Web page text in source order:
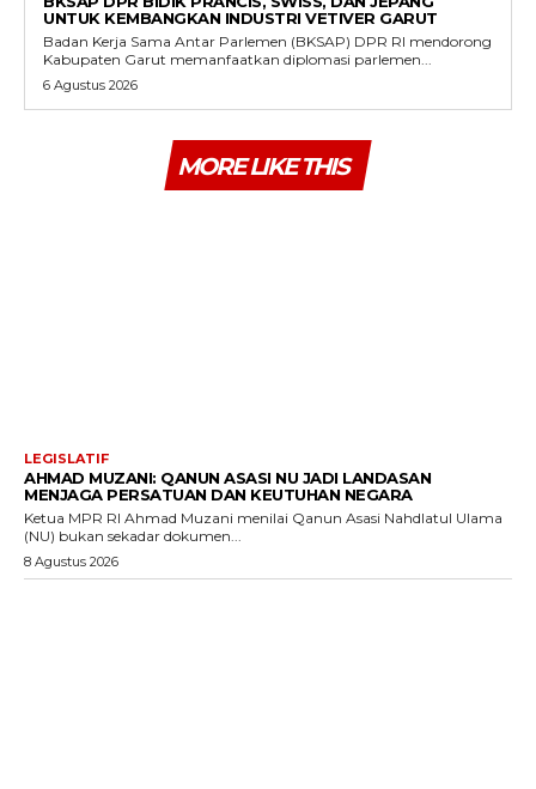
UNTUK KEMBANGKAN INDUSTRI VETIVER GARUT
Badan Kerja Sama Antar Parlemen (BKSAP) DPR RI mendorong
Kabupaten Garut memanfaatkan diplomasi parlemen...
6 Agustus 2026
MORE LIKE THIS
LEGISLATIF
AHMAD MUZANI: QANUN ASASI NU JADI LANDASAN
MENJAGA PERSATUAN DAN KEUTUHAN NEGARA
Ketua MPR RI Ahmad Muzani menilai Qanun Asasi Nahdlatul Ulama
(NU) bukan sekadar dokumen...
8 Agustus 2026